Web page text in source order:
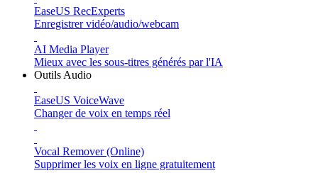
EaseUS RecExperts
Enregistrer vidéo/audio/webcam
AI Media Player
Mieux avec les sous-titres générés par l'IA
Outils Audio
EaseUS VoiceWave
Changer de voix en temps réel
Vocal Remover (Online)
Supprimer les voix en ligne gratuitement